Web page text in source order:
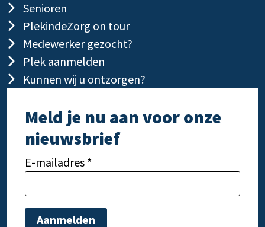
Senioren
PlekindeZorg on tour
Medewerker gezocht?
Plek aanmelden
Kunnen wij u ontzorgen?
Meld je nu aan voor onze
nieuwsbrief
E-mailadres *